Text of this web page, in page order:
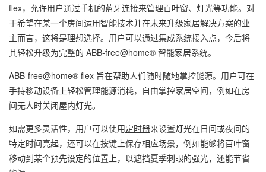
flex，允许用户通过手机的蓝牙连接来管理百叶窗、灯光等功能。对
于希望在某一个房间运用智能技术并在未来升级家居解决方案的业
主而言，这将是理想选择。用户可以通过集成系统接入点，今后将
其轻松升级为完整的 ABB-free@home® 智能家居系统。
ABB-free@home® flex 旨在帮助人们随时随地掌控能源。用户可在
手持移动设备上轻松管理能源消耗，自由掌控家居空间，例如在房
间无人时关闭屋内灯光。
如需更多灵活性，用户可以使用定时器来设置灯光在日间或夜间的
特定时间亮起，还可以在按键上保存相应场景，例如能够将百叶窗
移动到某个预先设定的位置上，以遮挡夏季刺眼的强光，还能节省